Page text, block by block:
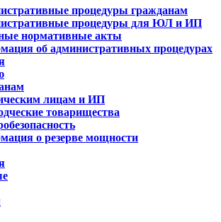
процедуры гражданам
процедуры для ЮЛ и ИП
нормативные акты
об административных процедурах
лицам и ИП
товарищества
о резерве мощности